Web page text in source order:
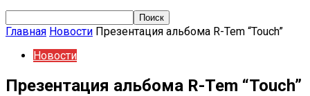
Главная Новости Презентация альбома R-Tem “Touch”
Новости
Презентация альбома R-Tem “Touch”